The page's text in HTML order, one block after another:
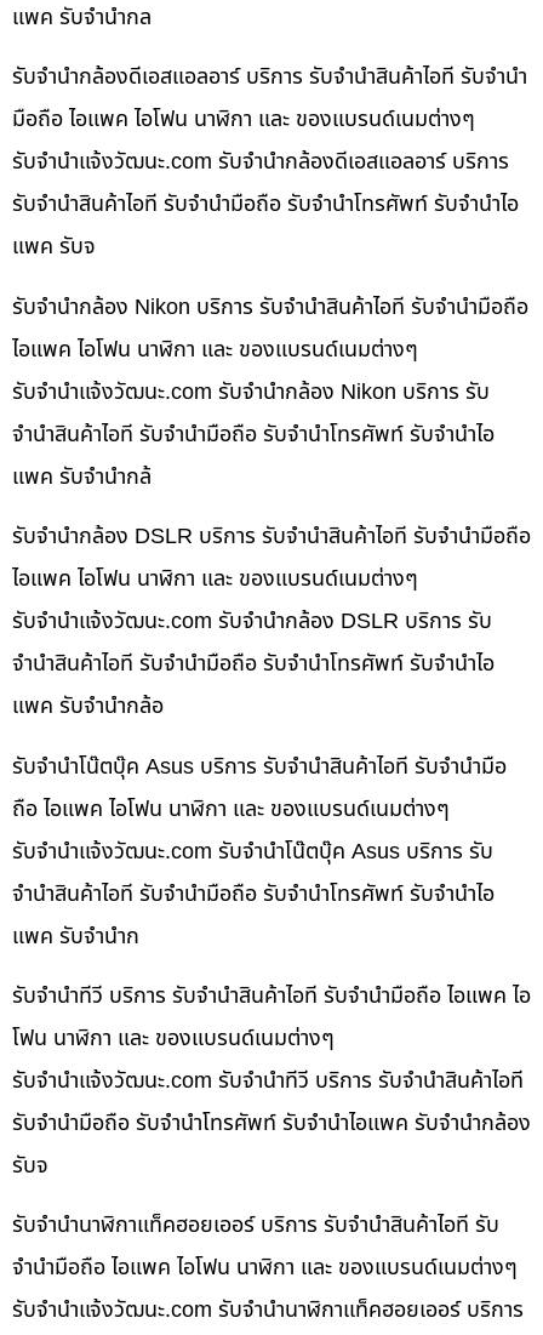
แพค รับจำนำกล
รับจำนำกล้องดีเอสแอลอาร์ บริการ รับจำนำสินค้าไอที รับจำนำ
มือถือ ไอแพค ไอโฟน นาฬิกา และ ของแบรนด์เนมต่างๆ
รับจํานําแจ้งวัฒนะ.com รับจำนำกล้องดีเอสแอลอาร์ บริการ
รับจำนำสินค้าไอที รับจำนำมือถือ รับจำนำโทรศัพท์ รับจำนำไอ
แพค รับจ
รับจำนำกล้อง Nikon บริการ รับจำนำสินค้าไอที รับจำนำมือถือ
ไอแพค ไอโฟน นาฬิกา และ ของแบรนด์เนมต่างๆ
รับจํานําแจ้งวัฒนะ.com รับจำนำกล้อง Nikon บริการ รับ
จำนำสินค้าไอที รับจำนำมือถือ รับจำนำโทรศัพท์ รับจำนำไอ
แพค รับจำนำกล้
รับจำนำกล้อง DSLR บริการ รับจำนำสินค้าไอที รับจำนำมือถือ
ไอแพค ไอโฟน นาฬิกา และ ของแบรนด์เนมต่างๆ
รับจํานําแจ้งวัฒนะ.com รับจำนำกล้อง DSLR บริการ รับ
จำนำสินค้าไอที รับจำนำมือถือ รับจำนำโทรศัพท์ รับจำนำไอ
แพค รับจำนำกล้อ
รับจำนำโน๊ตบุ๊ค Asus บริการ รับจำนำสินค้าไอที รับจำนำมือ
ถือ ไอแพค ไอโฟน นาฬิกา และ ของแบรนด์เนมต่างๆ
รับจํานําแจ้งวัฒนะ.com รับจำนำโน๊ตบุ๊ค Asus บริการ รับ
จำนำสินค้าไอที รับจำนำมือถือ รับจำนำโทรศัพท์ รับจำนำไอ
แพค รับจำนำก
รับจำนำทีวี บริการ รับจำนำสินค้าไอที รับจำนำมือถือ ไอแพค ไอ
โฟน นาฬิกา และ ของแบรนด์เนมต่างๆ
รับจํานําแจ้งวัฒนะ.com รับจำนำทีวี บริการ รับจำนำสินค้าไอที
รับจำนำมือถือ รับจำนำโทรศัพท์ รับจำนำไอแพค รับจำนำกล้อง
รับจ
รับจำนำนาฬิกาแท็คฮอยเออร์ บริการ รับจำนำสินค้าไอที รับ
จำนำมือถือ ไอแพค ไอโฟน นาฬิกา และ ของแบรนด์เนมต่างๆ
รับจํานําแจ้งวัฒนะ.com รับจำนำนาฬิกาแท็คฮอยเออร์ บริการ